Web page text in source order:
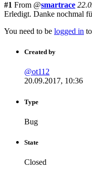
#1 From @smartrace
Erledigt. Danke nochmal
You need to be logged in
Created by
@ot112
20.09.2017, 10:36
Type
Bug
State
Closed